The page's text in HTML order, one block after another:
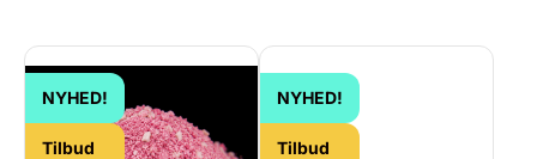
NYHED!
Tilbud
NYHED!
Tilbud